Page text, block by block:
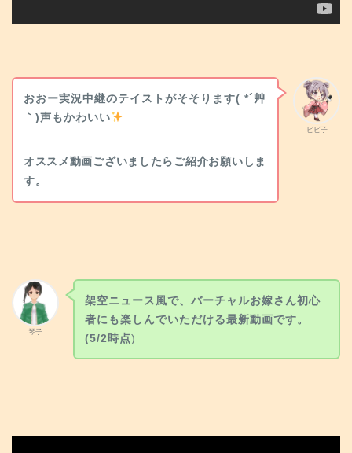
ビビ子
おおー実況中継のテイストがそそります( *´艸
｀)声もかわいい
オススメ動画ございましたらご紹介お願いしま
す。
琴子
架空ニュース風で、バーチャルお嫁さん初心
者にも楽しんでいただける最新動画です。
(5/2時点)